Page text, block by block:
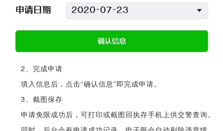
2、完成申请
填入信息后，点击“确认信息”即完成申请。
3、截图保存
申请免限成功后，可打印或截图回执存手机上供交警查询。